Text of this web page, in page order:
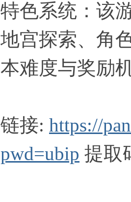
特色系统：该
地宫探索、角
本难度与奖励
链接: https://
pwd=ubip 提取